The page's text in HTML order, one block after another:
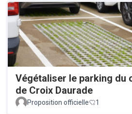
Végétaliser le parking du
de Croix Daurade
Proposition officielle 1